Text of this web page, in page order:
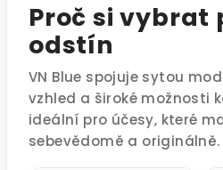
Proč si vybrat
odstín
VN Blue spojuje sytou
vzhled a široké možnosti
ideální pro účesy, které
sebevědomě a originálně.